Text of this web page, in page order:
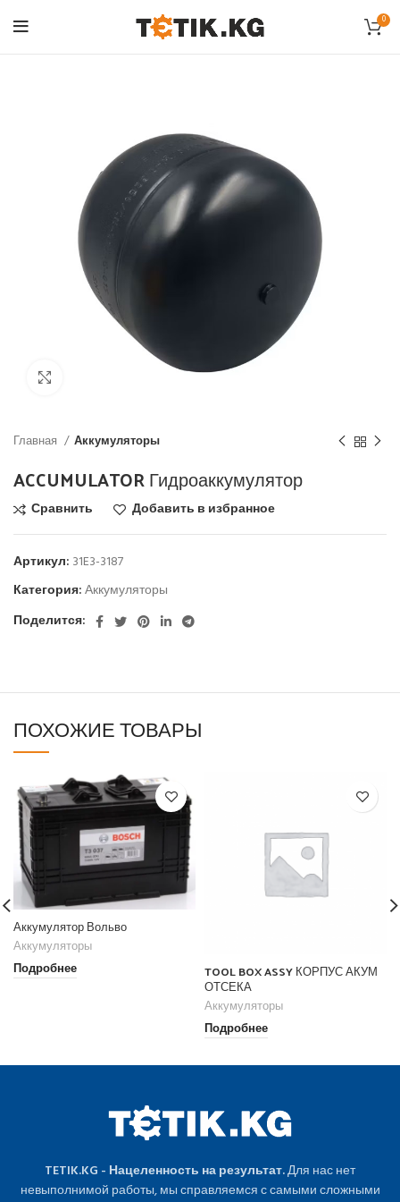
0
Главная Аккумуляторы
ACCUMULATOR Гидроаккумулятор
Сравнить Добавить в избранное
Артикул: 31E3-3187
Категория:Аккумуляторы
Поделится:
ПОХОЖИЕ ТОВАРЫ
Аккумулятор Вольво
Аккумуляторы
Подробнее
TOOL BOX ASSY КОРПУС АКУМ
ОТСЕКА
Аккумуляторы
Подробнее
TETIK.KG - Нацеленность на результат.Для нас нет
невыполнимой работы, мы справляемся с самыми сложными